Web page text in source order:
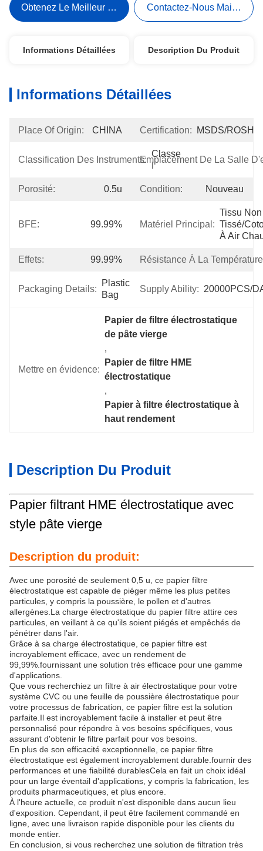
Obtenez Le Meilleur Prix Contactez-Nous Maintenant
Informations Détaillées Description Du Produit
Informations Détaillées
Place Of Origin: CHINA Certification: MSDS/ROSH
Classification Des Instruments:
Classe
I
Emplacement De La Salle
Porosité: 0.5u Condition: Nouveau
BFE: 99.99% Matériel Principal:
Tissu Non
Tissé/
À Air
Effets: 99.99% Résistance À La
Packaging Details:
Plastic
Bag
Supply Ability: 20000PCS/
Mettre en évidence:
Papier de filtre électrostatique
de pâte vierge
,
Papier de filtre HME
électrostatique
,
Papier à filtre électrostatique à
haut rendement
Description Du Produit
Papier filtrant HME électrostatique avec
style pâte vierge
Description du produit:
Avec une porosité de seulement 0,5 u, ce papier filtre
électrostatique est capable de piéger même les plus petites
particules, y compris la poussière, le pollen et d'autres
allergènes.La charge électrostatique du papier filtre attire ces
particules, en veillant à ce qu'ils soient piégés et empêchés de
pénétrer dans l'air.
Grâce à sa charge électrostatique, ce papier filtre est
incroyablement efficace, avec un rendement de
99,99%.fournissant une solution très efficace pour une gamme
d'applications.
Que vous recherchiez un filtre à air électrostatique pour votre
système CVC ou une feuille de poussière électrostatique pour
votre processus de fabrication, ce papier filtre est la solution
parfaite.Il est incroyablement facile à installer et peut être
personnalisé pour répondre à vos besoins spécifiques, vous
assurant d'obtenir le filtre parfait pour vos besoins.
En plus de son efficacité exceptionnelle, ce papier filtre
électrostatique est également incroyablement durable.fournir des
performances et une fiabilité durablesCela en fait un choix idéal
pour un large éventail d'applications, y compris la fabrication, les
produits pharmaceutiques, et plus encore.
À l'heure actuelle, ce produit n'est disponible dans aucun lieu
d'exposition. Cependant, il peut être facilement commandé en
ligne, avec une livraison rapide disponible pour les clients du
monde entier.
En conclusion, si vous recherchez une solution de filtration très